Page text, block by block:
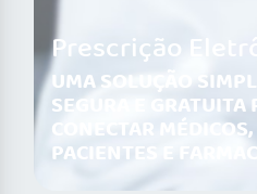
Prescrição
UMA SOLUÇÃO
SEGURA E GRATUITA
CONECTAR MÉDICOS,
PACIENTES E